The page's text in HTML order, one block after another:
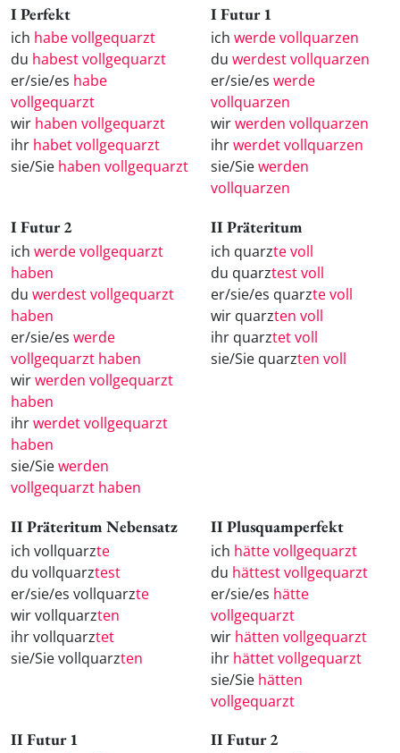
I Perfekt
ich habe vollgequarzt
du habest vollgequarzt
er/sie/es habe
vollgequarzt
wir haben vollgequarzt
ihr habet vollgequarzt
sie/Sie haben vollgequarzt
I Futur 1
ich werde vollquarzen
du werdest vollquarzen
er/sie/es werde
vollquarzen
wirwerden vollquarzen
ihrwerdet vollquarzen
sie/Siewerden
vollquarzen
I Futur 2
ich werde vollgequarzt
haben
du werdest vollgequarzt
haben
er/sie/es werde
vollgequarzt haben
wirwerden vollgequarzt
haben
ihrwerdet vollgequarzt
haben
sie/Siewerden
vollgequarzt haben
II Präteritum
ich quarzte voll
du quarztest voll
er/sie/es quarzte voll
wir quarzten voll
ihr quarztet voll
sie/Sie quarzten voll
II Präteritum Nebensatz
ich vollquarzte
du vollquarztest
er/sie/es vollquarzte
wir vollquarzten
ihr vollquarztet
sie/Sie vollquarzten
II Plusquamperfekt
ich hätte vollgequarzt
du hättest vollgequarzt
er/sie/es hätte
vollgequarzt
wir hätten vollgequarzt
ihr hättet vollgequarzt
sie/Sie hätten
vollgequarzt
II Futur 1 II Futur 2